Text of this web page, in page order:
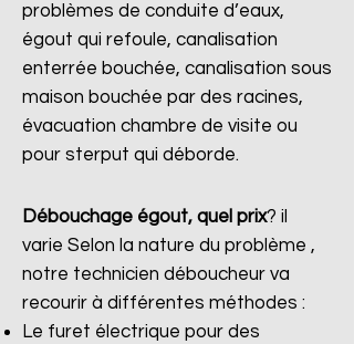
problèmes de conduite d’eaux,
égout qui refoule, canalisation
enterrée bouchée, canalisation sous
maison bouchée par des racines,
évacuation chambre de visite ou
pour sterput qui déborde.
Débouchage égout, quel prix? il
varie Selon la nature du problème ,
notre technicien déboucheur va
recourir à différentes méthodes :
Le furet électrique pour des